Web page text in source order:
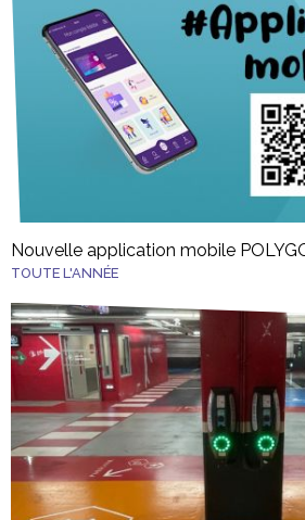
Nouvelle application mobile
TOUTE L'ANNÉE